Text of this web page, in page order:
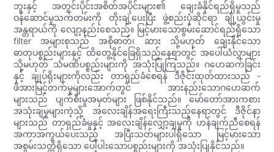
ဘူးနှင့် အတွင်းပိုင်းအစိတ်အပိုင်းများ၏ ချေးခံနိုင်ရည်ရှိမှုသည်
ဝန်ဆောင်မှုသက်တမ်းကို တိုးချဲ့ပေးပြီး ဖွဲ့စည်းပုံဆိုင်ရာ ချို့ယွင်းမှု
အန္တရာယ်ကို လျော့နည်းစေသည်။ မြင့်မားသောစွမ်းဆောင်ရည်ရှိသော
filter အများစုသည် အစိုဓာတ်၊ ဆား သို့မဟုတ် ချေးနိုင်သော
ဓာတုပစ္စည်းများနှင့် ထိတွေ့နိုင်ခြေရှိသည့်နေရာတွင် အပေါ်ယံလွှာများ
သို့မဟုတ် သံမဏိပစ္စည်းများကို အသုံးပြုကြသည်။ ဂဟေဆက်ခြင်း
နှင့် ချုပ်ရိုးများကိုလည်း တာရှည်ခံစေရန် ဒီဇိုင်းထုတ်ထားသည် -
ဖိအားမြင့်တက်မှုများအောက်တွင် အားနည်းသောဂဟေဆက်
များသည် ပျက်စီးမှုအမှတ်များ ဖြစ်နိုင်သည်။ မော်တော်အားကစား
အသုံးချမှုများကဲ့သို့ အလေးချိန်အရေးကြီးသည့်နေရာတွင် ဒီဇိုင်နာ
များသည် တာရှည်ခံမှုနှင့် အလေးချိန်လျှော့ချမှုကို ဟန်ချက်ညီစေရန်
အကာအကွယ်ပေးသည့် အပြီးသတ်များပါရှိသော မြင့်မားသော
အစွမ်းသတ္တိရှိသော ပေါ့ပါးသောပစ္စည်းများကို အသုံးပြုနိုင်သည်။